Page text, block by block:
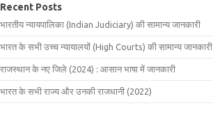
Recent Posts
भारतीय न्यायपालिका (Indian Judiciary) की सामान्य जानकारी
भारत के सभी उच्च न्यायालयों (High Courts) की सामान्य जानकारी
राजस्थान के नए जिले (2024) : आसान भाषा में जानकारी
भारत के सभी राज्य और उनकी राजधानी (2022)